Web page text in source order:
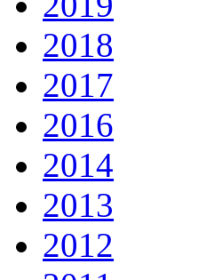
2018
2017
2016
2014
2013
2012